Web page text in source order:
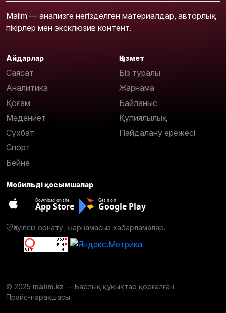
Malim — анализге негізделген материалдар, авторлық
пікірлер мен эксклюзив контент.
Айдарлар
Саясат
Аналитика
Қоғам
Мәдениет
Сұхбат
Спорт
Бейне
Қызмет
Біз туралы
Жарнама
Байланыс
Құпиялылық
Пайдалану ережесі
Мобильді қосымшалар
Download on the
App Store
Get it on
Google Play
Қауіпсіз орнату, жарнамасыз хабарламалар.
© 2025 malim.kz — Барлық құқықтар қорғалған.
Прайс-парақшасы